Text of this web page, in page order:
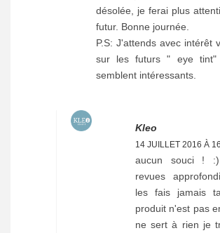
désolée, je ferai plus
futur. Bonne journée.
P.S: J'attends avec intérêt
sur les futurs " eye
semblent intéressants.
Kleo
14 JUILLET 2016 À
aucun souci !
revues
les fais jamais
produit n'est pas
ne sert à rien je